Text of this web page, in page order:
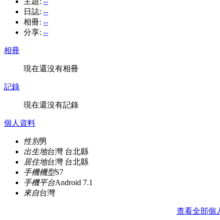
日誌: --
相冊: --
分享: --
相冊
現在還沒有相冊
記錄
現在還沒有記錄
個人資料
性別男
出生地台灣 台北縣
居住地台灣 台北縣
手機機型S7
手機平台Android 7.1
來自台灣
查看全部個